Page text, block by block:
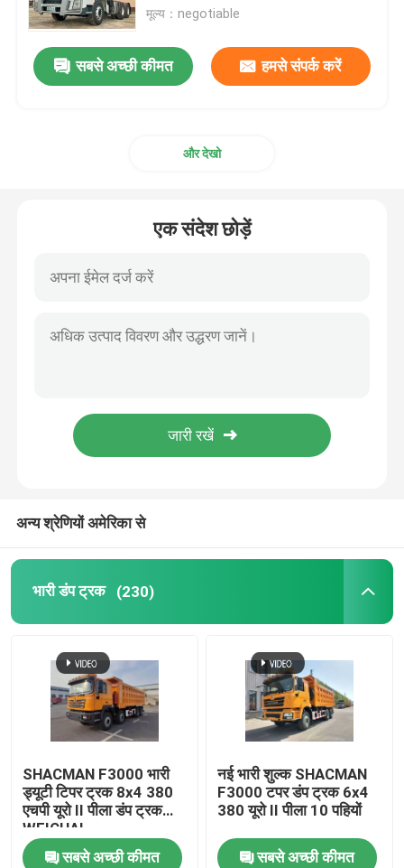
ठेला ट्रक
हल्का डंप ट्रक
वैन कार्गो ट्रक
तेल टैंक ट्रक
अर्ध ट्रेलर
मूल्य：negotiable
सबसे अच्छी कीमत हमसे संपर्क करें
और देखो
एक संदेश छोड़ें
अन्य श्रेणियों अमेरिका से
भारी डंप ट्रक (230)
SHACMAN F3000 भारी
ड्यूटी टिपर ट्रक 8x4 380
एचपी यूरो II पीला डंप ट्रक
WEICHAI
सबसे अच्छी कीमत
नई भारी शुल्क SHACMAN
F3000 टपर डंप ट्रक 6x4
380 यूरो II पीला 10 पहियों
सबसे अच्छी कीमत